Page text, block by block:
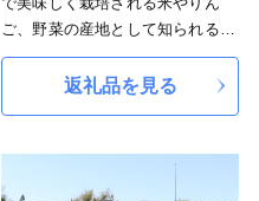
ご、野菜の産地として知られる城
下町です。
また、十和田湖の西玄関口にあ
たり、東北自動車道黒石インター
新幹線新青森駅まで約30分と交通
アクセスにも優れ、四季の彩豊か
返礼品を見る